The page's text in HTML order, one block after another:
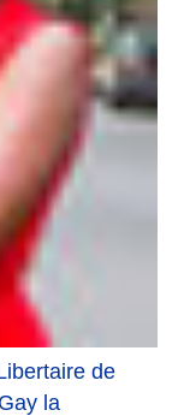
de
la